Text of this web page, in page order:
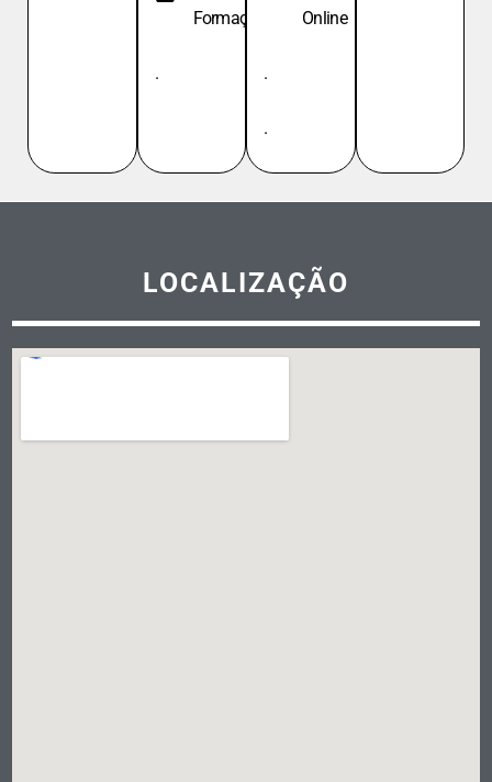
Formação
.
Online
.
.
LOCALIZAÇÃO